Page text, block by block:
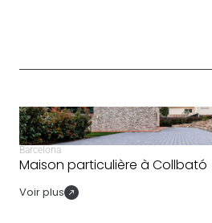
Barcelona
Maison particulière à Collbató
Voir plus